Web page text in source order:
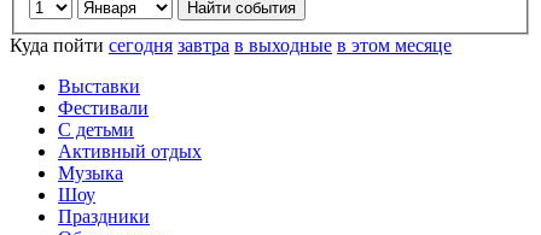
Куда пойти сегодня завтра в выходные в этом месяце
Выставки
Фестивали
С детьми
Активный отдых
Музыка
Шоу
Праздники